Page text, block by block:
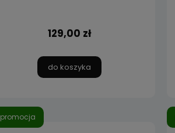
129,00 zł
do koszyka
promocja